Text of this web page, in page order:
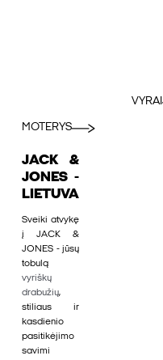
MOTERYS
VYRAI
JACK &
JONES -
LIETUVA
Sveiki atvykę
į JACK &
JONES - jūsų
tobulą
vyriškų
drabužių,
stiliaus ir
kasdienio
pasitikėjimo
savimi